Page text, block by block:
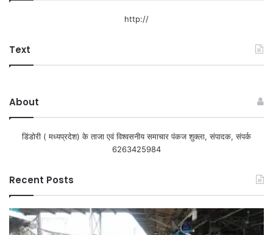
http://
Text
About
डिंडोरी ( मध्यप्रदेश) के ताजा एवं विश्वसनीय समाचार पंकज शुक्ला, संपादक, संपर्क
6263425984
Recent Posts